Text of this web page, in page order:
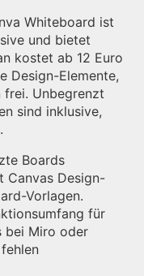
Whiteboard ist
und bietet
kostet ab 12 Euro
Design-Elemente,
frei. Unbegrenzt
sind inklusive,
Boards
Canvas Design-
Vorlagen.
für
bei Miro oder